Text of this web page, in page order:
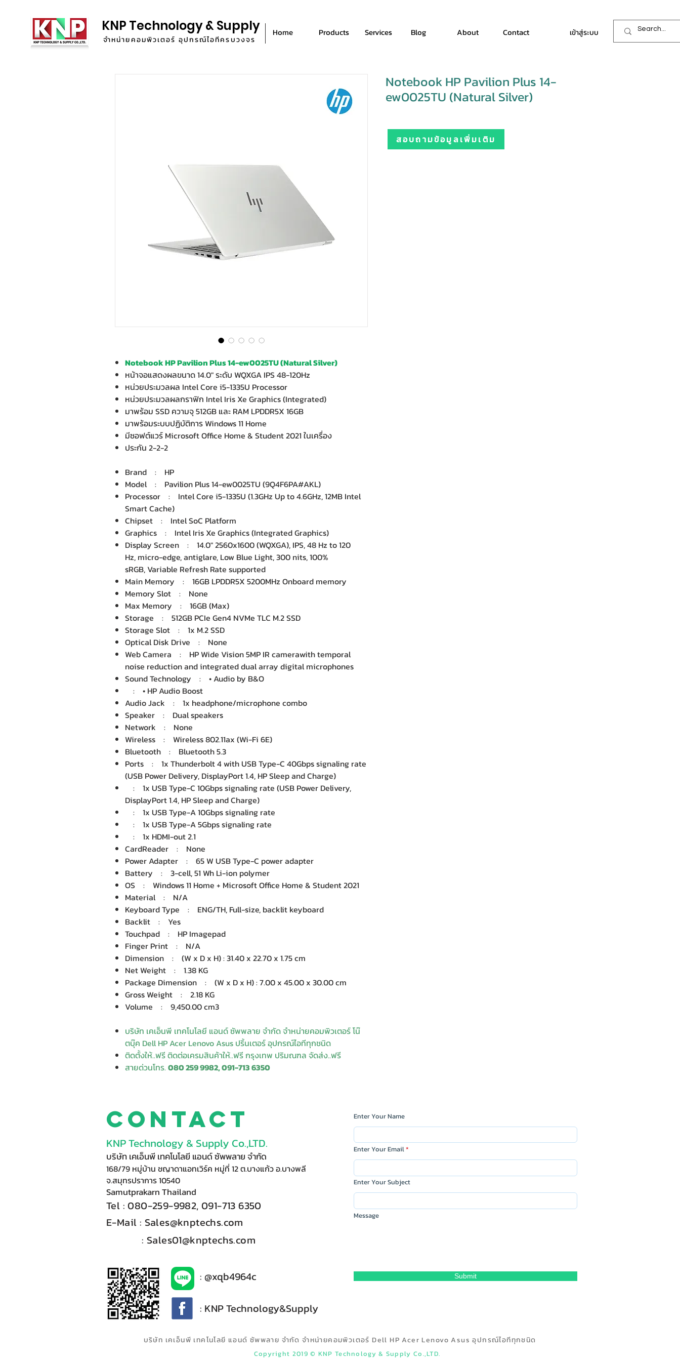
KNP Technology & Supply
จำหน่ายคอมพิวเตอร์ อุปกรณ์ไอทีครบวงจร
Home Products Services Blog About Contact เข้าสู่ระบบ
Notebook HP Pavilion Plus 14-ew0025TU (Natural Silver)
หน้าจอแสดงผลขนาด 14.0" ระดับ WQXGA IPS 48-120Hz
หน่วยประมวลผล Intel Core i5-1335U Processor
หน่วยประมวลผลกราฟิก Intel Iris Xe Graphics (Integrated)
มาพร้อม SSD ความจุ 512GB และ RAM LPDDR5X 16GB
มาพร้อมระบบปฏิบัติการ Windows 11 Home
มีซอฟต์แวร์ Microsoft Office Home & Student 2021 ในเครื่อง
ประกัน 2-2-2
Brand : HP
Model : Pavilion Plus 14-ew0025TU (9Q4F6PA#AKL)
Processor : Intel Core i5-1335U (1.3GHz Up to 4.6GHz, 12MB Intel
Smart Cache)
Chipset : Intel SoC Platform
Graphics : Intel Iris Xe Graphics (Integrated Graphics)
Display Screen : 14.0" 2560x1600 (WQXGA), IPS, 48 Hz to 120
Hz, micro-edge, antiglare, Low Blue Light, 300 nits, 100%
sRGB, Variable Refresh Rate supported
Main Memory : 16GB LPDDR5X 5200MHz Onboard memory
Memory Slot : None
Max Memory : 16GB (Max)
Storage : 512GB PCIe Gen4 NVMe TLC M.2 SSD
Storage Slot : 1x M.2 SSD
Optical Disk Drive : None
Web Camera : HP Wide Vision 5MP IR camerawith temporal
noise reduction and integrated dual array digital microphones
Sound Technology : • Audio by B&O
: • HP Audio Boost
Audio Jack : 1x headphone/microphone combo
Speaker : Dual speakers
Network : None
Wireless : Wireless 802.11ax (Wi-Fi 6E)
Bluetooth : Bluetooth 5.3
Ports : 1x Thunderbolt 4 with USB Type-C 40Gbps signaling rate
(USB Power Delivery, DisplayPort 1.4, HP Sleep and Charge)
: 1x USB Type-C 10Gbps signaling rate (USB Power Delivery,
DisplayPort 1.4, HP Sleep and Charge)
: 1x USB Type-A 10Gbps signaling rate
: 1x USB Type-A 5Gbps signaling rate
: 1x HDMI-out 2.1
CardReader : None
Power Adapter : 65 W USB Type-C power adapter
Battery : 3-cell, 51 Wh Li-ion polymer
OS : Windows 11 Home + Microsoft Office Home & Student 2021
Material : N/A
Keyboard Type : ENG/TH, Full-size, backlit keyboard
Backlit : Yes
Touchpad : HP Imagepad
Finger Print : N/A
Dimension : (W x D x H) : 31.40 x 22.70 x 1.75 cm
Net Weight : 1.38 KG
Package Dimension : (W x D x H) : 7.00 x 45.00 x 30.00 cm
Gross Weight : 2.18 KG
Volume : 9,450.00 cm3
บริษัท เคเอ็นพี เทคโนโลยี แอนด์ ซัพพลาย จำกัด จำหน่ายคอมพิวเตอร์ โน๊
ตบุ๊ค Dell HP Acer Lenovo Asus ปริ้นเตอร์ อุปกรณ์ไอทีทุกชนิด
ติดตั้งให้..ฟรี ติดต่อเครมสินค้าให้..ฟรี กรุงเทพ ปริมณฑล จัดส่ง..ฟรี
สายด่วนโทร.080 259 9982, 091-713 6350
Notebook HP Pavilion Plus 14-
ew0025TU (Natural Silver)
สอบถามข้อมูลเพิ่มเติม
Contact
KNP Technology & Supply Co.,LTD.
บริษัท เคเอ็นพี เทคโนโลยี แอนด์ ซัพพลาย จำกัด
168/79 หมู่บ้าน ชญาดาแอทเวิร์ค หมู่ที่ 12 ต.บางแก้ว อ.บางพลี
จ.สมุทรปราการ 10540
Samutprakarn Thailand
Tel : 080-259-9982, 091-713 6350
E-Mail :​ Sales@knptechs.com
: Sales01@knptechs.com
Enter Your Name
Enter Your Email
Enter Your Subject
Message
Submit
: KNP Technology&Supply
: @xqb4964c
บริษัท เคเอ็นพี เทคโนโลยี แอนด์ ซัพพลาย จำกัด จำหน่ายคอมพิวเตอร์ Dell HP Acer Lenovo Asus อุปกรณ์ไอทีทุกชนิด
Copyright 2019 © KNP Technology & Supply Co.,LTD.